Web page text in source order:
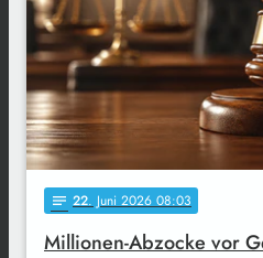
notes 22. Juni 2026 08:03
Millionen-Abzocke vor